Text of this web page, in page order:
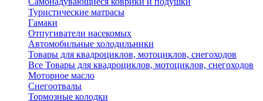
Туристические матрасы
Гамаки
Отпугиватели насекомых
Автомобильные холодильники
Товары для квадроциклов, мотоциклов, снегоходов
Все Товары для квадроциклов, мотоциклов, снегоходов
Моторное масло
Снегоотвалы
Тормозные колодки